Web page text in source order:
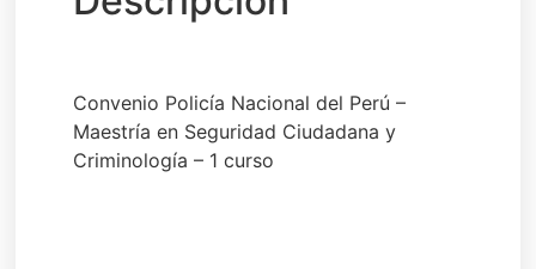
Convenio Policía Nacional del Perú –
Maestría en Seguridad Ciudadana y
Criminología – 1 curso